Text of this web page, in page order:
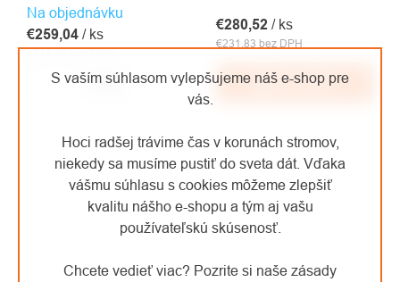
S vaším súhlasom vylepšujeme náš e-shop pre
vás.
Hoci radšej trávime čas v korunách stromov,
niekedy sa musíme pustiť do sveta dát. Vďaka
vášmu súhlasu s cookies môžeme zlepšiť
kvalitu nášho e-shopu a tým aj vašu
používateľskú skúsenosť.
Chcete vedieť viac? Pozrite si naše zásady
Na objednávku
€214,08 bez DPH
€259,04 / ks
Detail
€231,83 bez DPH
€280,52 / ks
Do košíka